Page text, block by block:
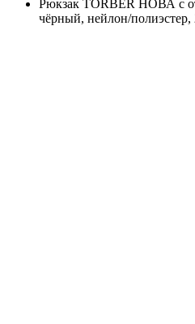
Рюкзак TORBER НОВА с
чёрный, нейлон/полиэстер,